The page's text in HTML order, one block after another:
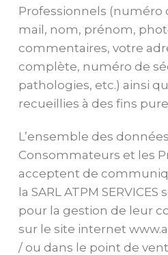
Professionnels (numéro
mail, nom, prénom,
commentaires, votre
complète, numéro de
pathologies, etc.) ainsi
recueillies à des fins
L’ensemble des
Consommateurs et les
acceptent de
la SARL ATPM
pour la gestion de leur
sur le site internet
/ ou dans le point de